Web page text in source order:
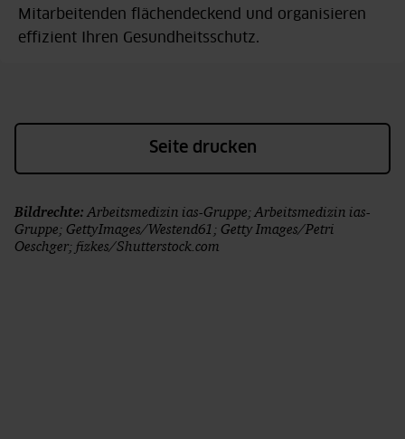
Mitarbeitenden flächendeckend und organisieren
effizient Ihren Gesundheitsschutz.
Seite drucken
Bildrechte: Arbeitsmedizin ias-Gruppe; Arbeitsmedizin ias-
Gruppe; GettyImages/Westend61; Getty Images/Petri
Oeschger; fizkes/Shutterstock.com